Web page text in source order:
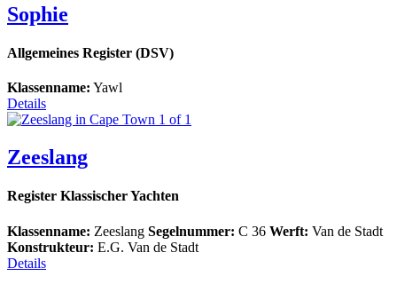
Sophie
Allgemeines Register (DSV)
Klassenname: Yawl
Details
Zeeslang
Register Klassischer Yachten
Klassenname: Zeeslang Segelnummer: C 36 Werft: Van de Stadt
Konstrukteur: E.G. Van de Stadt
Details